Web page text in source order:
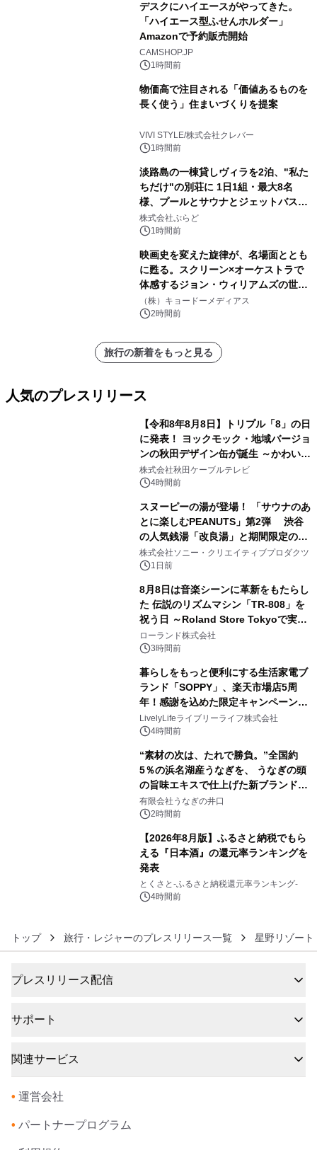
デスクにハイエースがやってきた。
「ハイエース型ふせんホルダー」
Amazonで予約販売開始
CAMSHOP.JP
1時間前
物価高で注目される「価値あるものを
長く使う」住まいづくりを提案
VIVI STYLE/株式会社クレバー
1時間前
淡路島の一棟貸しヴィラを2泊、"私た
ちだけ"の別荘に 1日1組・最大8名
様、プールとサウナとジェットバス付
きで Villa Mon Temps AWAJIの連泊
素泊りプラン
株式会社ぷらど
1時間前
映画史を変えた旋律が、名場面ととも
に甦る。スクリーン×オーケストラで
体感するジョン・ウィリアムズの世
界。ジョン・ウィリアムズ：シネマ・
スペクタキュラー・コンサート 開催決
（株）キョードーメディアス
2時間前
旅行の新着をもっと見る
人気のプレスリリース
【令和8年8月8日】トリプル「8」の日
に発表！ ヨックモック・地域バージョ
ンの秋田デザイン缶が誕生 ～かわいい
秋田犬の子犬と秋田の四季と名所を巡
るパッケージ～ 9月1日(火)秋田県内で
株式会社秋田ケーブルテレビ
4時間前
スヌーピーの湯が登場！ 「サウナのあ
とに楽しむPEANUTS」第2弾 渋谷
の人気銭湯「改良湯」と期間限定のコ
ラボレーション サウナイキタイコラ
ボグッズも発売決定！
株式会社ソニー・クリエイティブプロダクツ
1日前
8月8日は音楽シーンに革新をもたらし
た 伝説のリズムマシン「TR-808」を
祝う日 ～Roland Store Tokyoで実機
を展示しての 記念キャンペーンを開
催 英国ラジオ「NTS」の 特別プログ
ラムや、「TR-808」を愛する伝説的
アーティストを フィーチャーしたアニ
メーションを公開～
ローランド株式会社
3時間前
暮らしをもっと便利にする生活家電ブ
ランド「SOPPY」、楽天市場店5周
年！感謝を込めた限定キャンペーンを
8月10日より開催
LivelyLifeライブリーライフ株式会社
4時間前
“素材の次は、たれで勝負。”全国約
5％の浜名湖産うなぎを、 うなぎの頭
の旨味エキスで仕上げた新ブランド
「井口の誉」誕生
有限会社うなぎの井口
2時間前
【2026年8月版】ふるさと納税でもら
える『日本酒』の還元率ランキングを
発表
とくさと-ふるさと納税還元率ランキング-
4時間前
トップ 旅行・レジャーのプレスリリース一覧 星野リゾート
プレスリリース配信
サポート
関連サービス
• 運営会社
• パートナープログラム